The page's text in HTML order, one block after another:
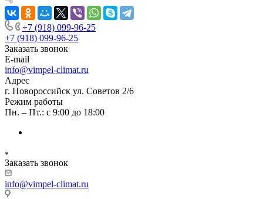
+7 (918) 099-96-25
+7 (918) 099-96-25
Заказать звонок
E-mail
info@vimpel-climat.ru
Адрес
г. Новороссийск ул. Советов 2/6
Режим работы
Пн. – Пт.: с 9:00 до 18:00
Заказать звонок
info@vimpel-climat.ru